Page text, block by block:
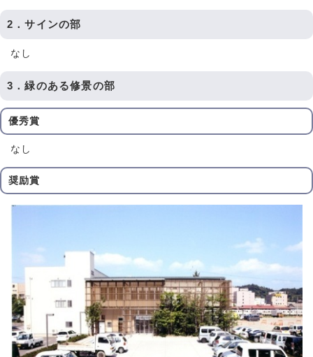
2．サインの部
なし
3．緑のある修景の部
優秀賞
なし
奨励賞